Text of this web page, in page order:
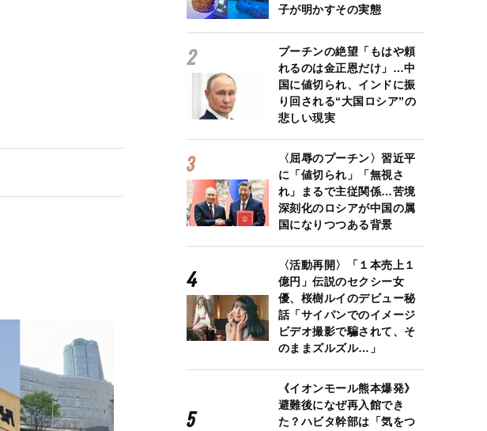
子が明かすその実態
プーチンの絶望「もはや頼
れるのは金正恩だけ」…中
国に値切られ、インドに振
り回される“大国ロシア”の
悲しい現実
〈屈辱のプーチン〉習近平
に「値切られ」「無視さ
れ」まるで主従関係…苦境
深刻化のロシアが中国の属
国になりつつある背景
〈活動再開〉「１本売上１
億円」伝説のセクシー女
優、桜樹ルイのデビュー秘
話「サイパンでのイメージ
ビデオ撮影で騙されて、そ
のままズルズル…」
《イオンモール熊本爆発》
避難後になぜ再入館でき
た？ハビタ幹部は「気をつ